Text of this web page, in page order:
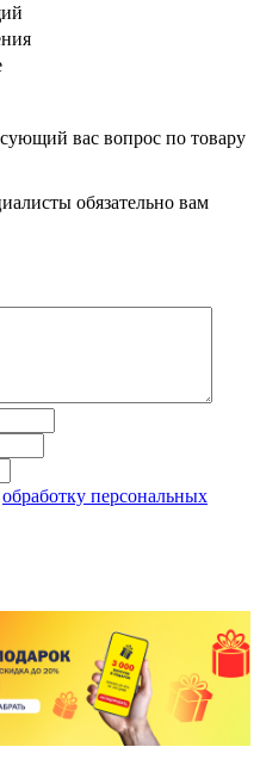
вас вопрос по товару
обязательно вам
обработку персональных